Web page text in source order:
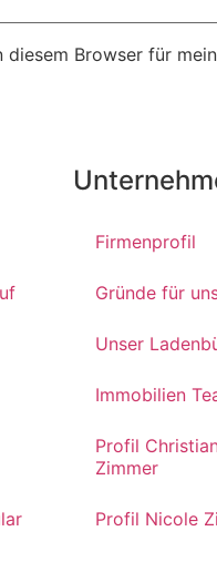
Browser für
Firmenprofil
Gründe für
Unser
Immobilien
Profil
Zimmer
Profil Nicole